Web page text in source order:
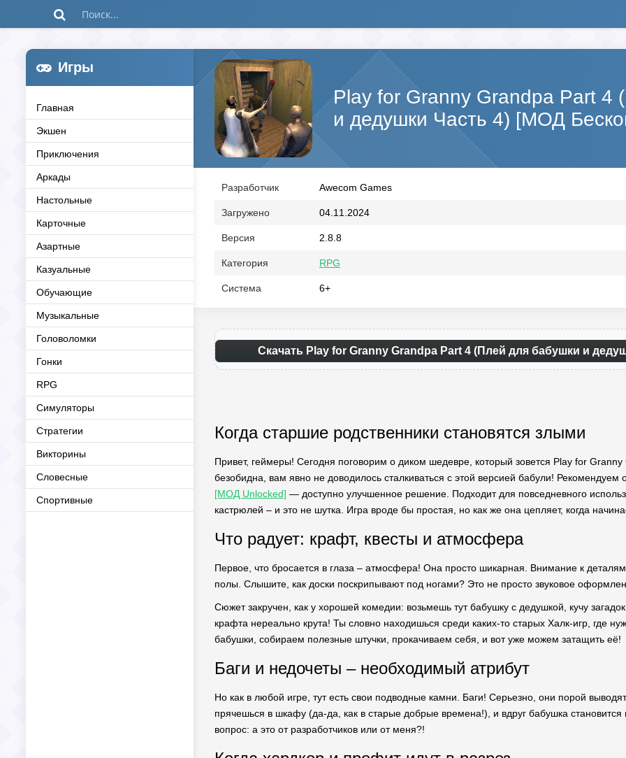
Игры
Главная
Экшен
Приключения
Аркады
Настольные
Карточные
Азартные
Казуальные
Обучающие
Музыкальные
Головоломки
Гонки
RPG
Симуляторы
Стратегии
Викторины
Словесные
Спортивные
Play for Granny Grandpa Part 4
и дедушки Часть 4) [МОД
Разработчик Awecom Games
Загружено 04.11.2024
Версия 2.8.8
Категория RPG
Система 6+
Скачать Play for Granny Grandpa Part 4 (Плей для бабушки и
Когда старшие родственники становятся злыми
Привет, геймеры! Сегодня поговорим о диком шедевре, который зовется Play for
безобидна, вам явно не доводилось сталкиваться с этой версией бабули!
[МОД Unlocked] — доступно улучшенное решение. Подходит для повседневного
кастрюлей – и это не шутка. Игра вроде бы простая, но как же она цепляет, когда
Что радует: крафт, квесты и атмосфера
Первое, что бросается в глаза – атмосфера! Она просто шикарная. Внимание к
полы. Слышите, как доски поскрипывают под ногами? Это не просто звуковое
Сюжет закручен, как у хорошей комедии: возьмешь тут бабушку с дедушкой, кучу
крафта нереально крута! Ты словно находишься среди каких-то старых Халк-игр, где
бабушки, собираем полезные штучки, прокачиваем себя, и вот уже можем затащить её!
Баги и недочеты – необходимый атрибут
Но как в любой игре, тут есть свои подводные камни. Баги! Серьезно, они порой
прячешься в шкафу (да-да, как в старые добрые времена!), и вдруг бабушка
вопрос: а это от разработчиков или от меня?!